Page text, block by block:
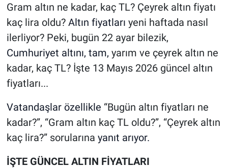
Gram altın ne kadar, kaç TL? Çeyrek altın fiyatı
kaç lira oldu? Altın fiyatları yeni haftada nasıl
ilerliyor? Peki, bugün 22 ayar bilezik,
Cumhuriyet altını, tam, yarım ve çeyrek altın ne
kadar, kaç TL? İşte 13 Mayıs 2026 güncel altın
fiyatları...
Vatandaşlar özellikle “Bugün altın fiyatları ne
kadar?”, “Gram altın kaç TL oldu?”, “Çeyrek altın
kaç lira?” sorularına yanıt arıyor.
İŞTE GÜNCEL ALTIN FİYATLARI